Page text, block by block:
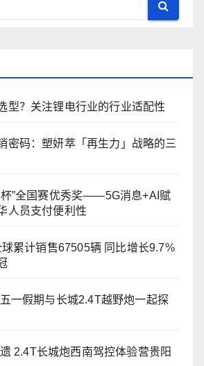
型？关注锂电行业的行业适配性
密码：塑妍萃「再生力」战略的三
杯”全国赛优秀奖——5G消息+AI赋
人员支付便利性
累计销售67505辆 同比增长9.7%
一假期与长城2.4T越野炮一起探
2.4T长城炮西南驾控体验营贵阳